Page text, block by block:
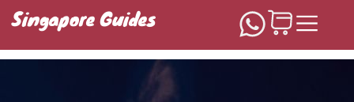
Singapore Guides
Домашняя